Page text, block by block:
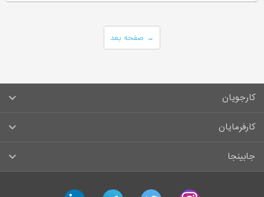
صفحه بعد →
کارجویان
سوالات متداول کارجویان
لیست مشاغل
کارفرمایان
راهنمای ثبت آگهی استخدام
جابینجا